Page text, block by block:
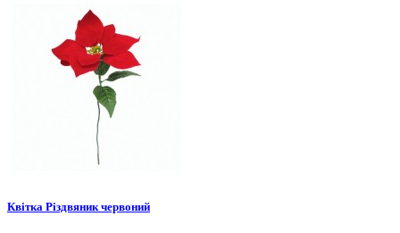
Квітка Різдвяник червоний